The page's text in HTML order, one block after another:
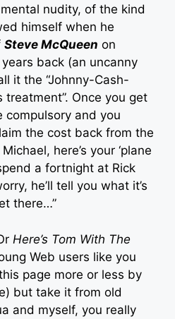
nudity, of the kind
himself when he
Steve McQueen on
back (an uncanny
it the “Johnny-Cash-
Once you get
and you
the cost back from the
here’s your ‘plane
a fortnight at Rick
he’ll tell you what it’s
there…”
Here’s Tom With The
Web users like you
page more or less by
but take it from old
and myself, you really